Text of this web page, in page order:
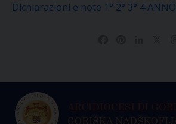
Dichiarazioni e note 1° 2° 3° 4 ANNO